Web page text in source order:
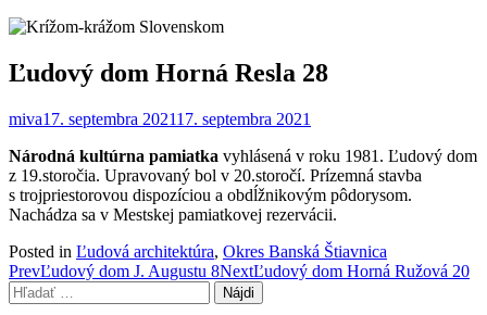
Ľudový dom Horná Resla 28
miva17. septembra 202117. septembra 2021
Národná kultúrna pamiatka vyhlásená v roku 1981. Ľudový dom
z 19.storočia. Upravovaný bol v 20.storočí. Prízemná stavba
s trojpriestorovou dispozíciou a obdĺžnikovým pôdorysom.
Nachádza sa v Mestskej pamiatkovej rezervácii.
Posted in Ľudová architektúra, Okres Banská Štiavnica
Post
navigation
PrevĽudový dom J. Augustu 8NextĽudový dom Horná Ružová 20
Hľadať: